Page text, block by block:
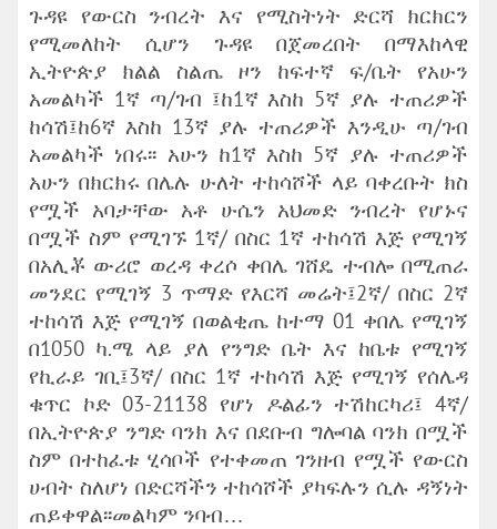
ጉዳዩ የውርስ ንብረት እና የሚስትነት ድርሻ ክርክርን
የሚመለከት ሲሆን ጉዳዩ በጀመረበት በማእከላዊ
ኢትዮጵያ ክልል ስልጤ ዞን ከፍተኛ ፍ/ቤት የአሁን
አመልካች 1ኛ ጣ/ገብ ፤ከ1ኛ እስከ 5ኛ ያሉ ተጠሪዎች
ከሳሽ፤ከ6ኛ እስከ 13ኛ ያሉ ተጠሪዎች እንዲሁ ጣ/ገብ
አመልካች ነበሩ፡፡ አሁን ከ1ኛ እስከ 5ኛ ያሉ ተጠሪዎች
አሁን በክርክሩ በሌሉ ሁለት ተከሳሾች ላይ ባቀረቡት ክስ
የሟች አባታቸው አቶ ሁሴን አህመድ ንብረት የሆኑና
በሟች ስም የሚገኙ 1ኛ/ በስር 1ኛ ተከሳሽ እጅ የሚገኝ
በአሊቾ ውሪሮ ወረዳ ቀረሶ ቀበሌ ገሸዴ ተብሎ በሚጠራ
መንደር የሚገኝ 3 ጥማድ የእርሻ መሬት፤2ኛ/ በስር 2ኛ
ተከሳሽ እጅ የሚገኝ በወልቂጤ ከተማ 01 ቀበሌ የሚገኝ
በ1050 ካ.ሜ ላይ ያለ የንግድ ቤት እና ከቤቱ የሚገኝ
የኪራይ ገቢ፤3ኛ/ በስር 1ኛ ተከሳሽ እጅ የሚገኝ የሰሌዳ
ቁጥር ኮድ 03-21138 የሆነ ዶልፊን ተሽከርካሪ፤ 4ኛ/
በኢትዮጵያ ንግድ ባንክ እና በደቡብ ግሎባል ባንክ በሟች
ስም በተከፈቱ ሂሳቦች የተቀመጠ ገንዘብ የሟች የውርስ
ሀብት ስለሆነ በድርሻችን ተከሳሾች ያካፍሉን ሲሉ ዳኝነት
ጠይቀዋል፡፡መልካም ንባብ…